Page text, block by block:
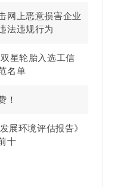
网上恶意损害企业
法违规行为
星轮胎入选工信
名单
！
展环境评估报告》
十